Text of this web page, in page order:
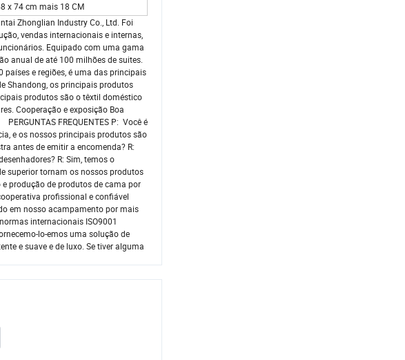
x 74 cm mais 18 CM
Zhonglian Industry Co., Ltd. Foi
vendas internacionais e internas,
Equipado com uma gama
anual de até 100 milhões de suites.
países e regiões, é uma das principais
Shandong, os principais produtos
produtos são o têxtil doméstico
Cooperação e exposição Boa
FREQUENTES P: Você é
e os nossos principais produtos são
antes de emitir a encomenda? R:
R: Sim, temos o
superior tornam os nossos produtos
produção de produtos de cama por
profissional e confiável
em nosso acampamento por mais
internacionais ISO9001
lo-emos uma solução de
e suave e de luxo. Se tiver alguma